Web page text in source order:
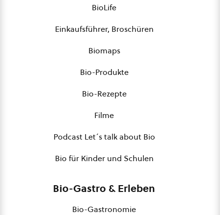
BioLife
Einkaufsführer, Broschüren
Biomaps
Bio-Produkte
Bio-Rezepte
Filme
Podcast Let´s talk about Bio
Bio für Kinder und Schulen
Bio-Gastro & Erleben
Bio-Gastronomie